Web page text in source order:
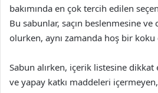
bakımında en çok tercih edilen
Bu sabunlar, saçın beslenmesine ve
olurken, aynı zamanda hoş bir koku
Sabun alırken, içerik listesine
ve yapay katkı maddeleri